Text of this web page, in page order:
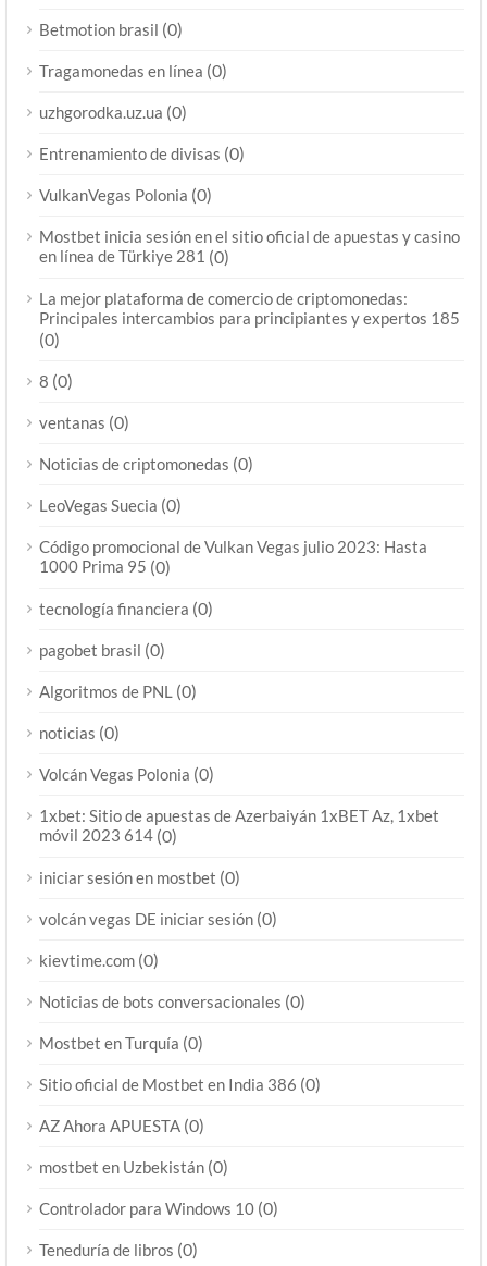
Betmotion brasil (0)
Tragamonedas en línea (0)
uzhgorodka.uz.ua (0)
Entrenamiento de divisas (0)
VulkanVegas Polonia (0)
Mostbet inicia sesión en el sitio oficial de apuestas y casino
en línea de Türkiye 281 (0)
La mejor plataforma de comercio de criptomonedas:
Principales intercambios para principiantes y expertos 185
(0)
8 (0)
ventanas (0)
Noticias de criptomonedas (0)
LeoVegas Suecia (0)
Código promocional de Vulkan Vegas julio 2023: Hasta
1000 Prima 95 (0)
tecnología financiera (0)
pagobet brasil (0)
Algoritmos de PNL (0)
noticias (0)
Volcán Vegas Polonia (0)
1xbet: Sitio de apuestas de Azerbaiyán 1xBET Az, 1xbet
móvil 2023 614 (0)
iniciar sesión en mostbet (0)
volcán vegas DE iniciar sesión (0)
kievtime.com (0)
Noticias de bots conversacionales (0)
Mostbet en Turquía (0)
Sitio oficial de Mostbet en India 386 (0)
AZ Ahora APUESTA (0)
mostbet en Uzbekistán (0)
Controlador para Windows 10 (0)
Teneduría de libros (0)